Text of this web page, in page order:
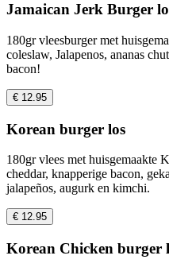
Jamaican Jerk Burger
180gr vleesburger met
coleslaw, Jalapenos, ananas
bacon!
€ 12.95
Korean burger los
180gr vlees met huisgemaakte
cheddar, knapperige bacon,
jalapeños, augurk en kimchi.
€ 12.95
Korean Chicken burger